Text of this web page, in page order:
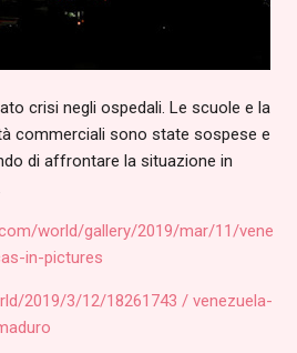
crisi negli ospedali. Le scuole e la
commerciali sono state sospese e
di affrontare la situazione in
world/gallery/2019/mar/11/vene
in-pictures
2019/3/12/18261743 / venezuela-